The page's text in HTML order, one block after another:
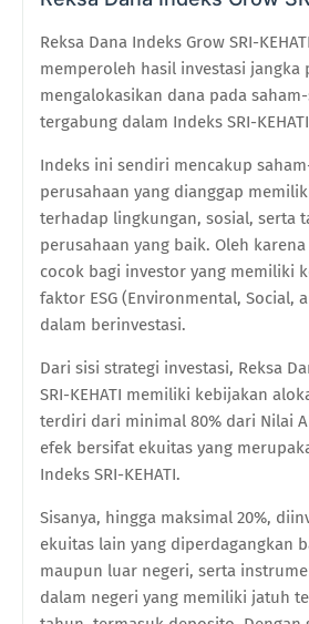
Reksa Dana Indeks Grow SRI-
memperoleh hasil investasi jangka
mengalokasikan dana pada
tergabung dalam Indeks SRI-
Indeks ini sendiri mencakup
perusahaan yang dianggap
terhadap lingkungan, sosial, serta
perusahaan yang baik. Oleh
cocok bagi investor yang memiliki
faktor ESG (Environmental, Social,
dalam berinvestasi.
Dari sisi strategi investasi, Reksa
SRI-KEHATI memiliki kebijakan
terdiri dari minimal 80% dari Nilai
efek bersifat ekuitas yang
Indeks SRI-KEHATI.
Sisanya, hingga maksimal 20%,
ekuitas lain yang diperdagangkan
maupun luar negeri, serta
dalam negeri yang memiliki jatuh